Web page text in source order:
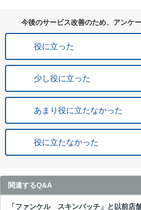
今後のサービス改善のため、アンケ
役に立った
少し役に立った
あまり役に立たなかった
役に立たなかった
関連するQ&A
「ファンケル スキンパッチ」と以前店